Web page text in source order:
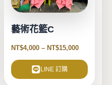
藝術花籃C
NT$4,000 – NT$15,000
LINE 訂購
款
可
在
品
頁